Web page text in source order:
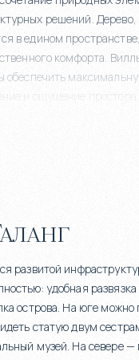
решений. Дерево,
в едином
комфорта.
обеспечить
и ощущение простора.
жизни и отдыха
зелёными
предлагают
комнатами, высокие
с природным
С террасы
для уединённого
развитой
удобная
острова. На юге можно
статую двум
музей. На севере